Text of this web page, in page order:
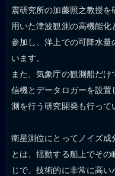
震研究所の加藤照之教授
用いた津波観測の高機能
参加し、洋上での可降水
います。
また、気象庁の観測船だ
信機とデータロガーを設
測を行う研究開発も行って
衛星測位にとってノイズ成
とは、揺動する船上でそ
じで、技術的に非常に高